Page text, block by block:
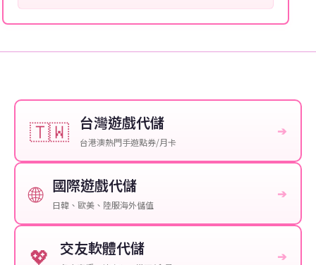
🇹🇼 台灣遊戲代儲
台港澳熱門手遊點券/月卡
➔
🌐 國際遊戲代儲
日韓、歐美、陸服海外儲值
➔
💖 交友軟體代儲 ➔